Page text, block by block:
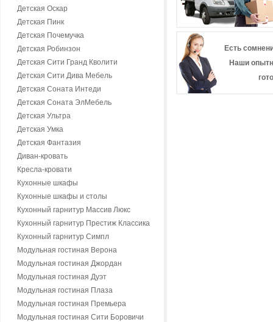
Детская Оскар
Детская Пинк
Детская Почемучка
Детская Робинзон
Детская Сити Гранд Кволити
Детская Сити Дива Мебель
Детская Соната Интеди
Детская Соната ЭлМебель
Детская Ультра
Детская Умка
Детская Фантазия
Диван-кровать
Кресла-кровати
Кухонные шкафы
Кухонные шкафы и столы
Кухонный гарнитур Массив Люкс
Кухонный гарнитур Престиж Классика
Кухонный гарнитур Симпл
Модульная гостиная Верона
Модульная гостиная Джордан
Модульная гостиная Дуэт
Модульная гостиная Плаза
Модульная гостиная Премьера
Модульная гостиная Сити Боровичи
Есть
Наши